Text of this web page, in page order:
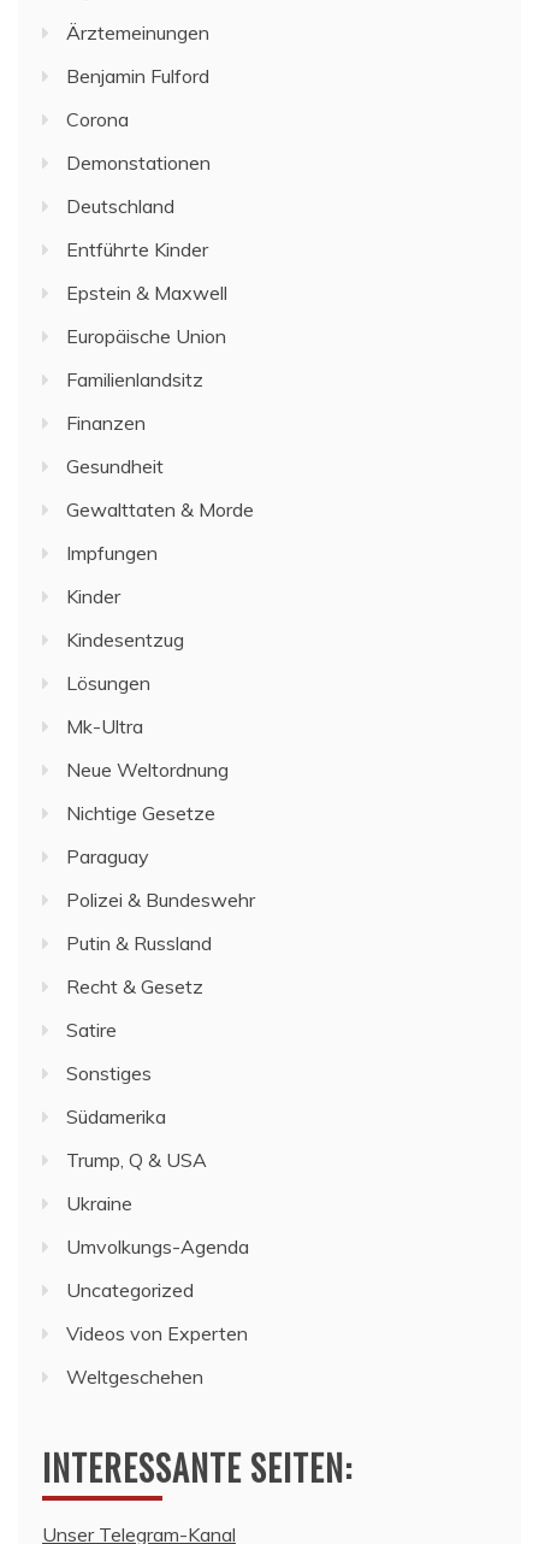
Ärztemeinungen
Benjamin Fulford
Corona
Demonstationen
Deutschland
Entführte Kinder
Epstein & Maxwell
Europäische Union
Familienlandsitz
Finanzen
Gesundheit
Gewalttaten & Morde
Impfungen
Kinder
Kindesentzug
Lösungen
Mk-Ultra
Neue Weltordnung
Nichtige Gesetze
Paraguay
Polizei & Bundeswehr
Putin & Russland
Recht & Gesetz
Satire
Sonstiges
Südamerika
Trump, Q & USA
Ukraine
Umvolkungs-Agenda
Uncategorized
Videos von Experten
Weltgeschehen
INTERESSANTE SEITEN:
Unser Telegram-Kanal